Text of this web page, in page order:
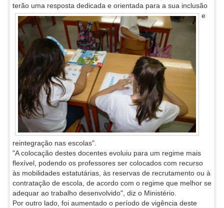
terão uma resposta dedicada e orientada para a sua inclusão
e
reintegração nas escolas".
"A colocação destes docentes evoluiu para um regime mais
flexível, podendo os professores ser colocados com recurso
às mobilidades estatutárias, às reservas de recrutamento ou à
contratação de escola, de acordo com o regime que melhor se
adequar ao trabalho desenvolvido", diz o Ministério.
Por outro lado, foi aumentado o período de vigência deste